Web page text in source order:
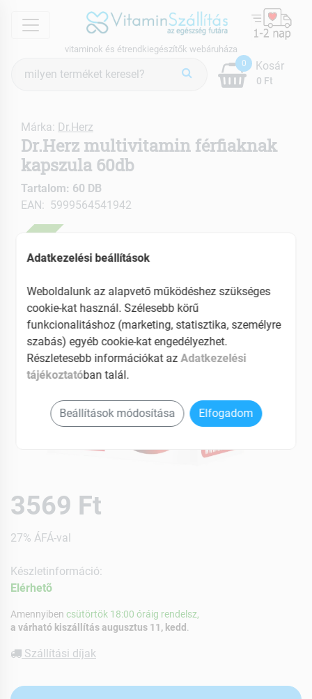
menu
vitaminok és étrendkiegészítők webáruháza
keresés
0
0 Ft
Kosár
ÚJ
Márka: Dr.Herz
Dr.Herz multivitamin férfiaknak
kapszula 60db
Tartalom: 60 DB
EAN: 5999564541942
3569 Ft
27% ÁFÁ-val
Készletinformáció:
Elérhetõ
Amennyiben csütörtök 18:00 óráig rendelsz,
a várható kiszállítás augusztus 11, kedd
Szállítási díjak
Adatkezelési beállítások
Weboldalunk az alapvető működéshez szükséges
cookie-kat használ. Szélesebb körű
funkcionalitáshoz (marketing, statisztika, személyre
szabás) egyéb cookie-kat engedélyezhet.
Részletesebb információkat az Adatkezelési
tájékoztatóban talál.
Beállítások módosítása Elfogadom